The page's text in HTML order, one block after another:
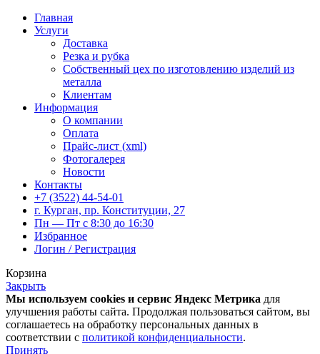
Главная
Услуги
Доставка
Резка и рубка
Собственный цех по изготовлению изделий из
металла
Клиентам
Информация
О компании
Оплата
Прайс-лист (xml)
Фотогалерея
Новости
Контакты
+7 (3522) 44-54-01
г. Курган, пр. Конституции, 27
Пн — Пт с 8:30 до 16:30
Избранное
Логин / Регистрация
Корзина
Закрыть
Мы используем cookies и сервис Яндекс Метрика для
улучшения работы сайта. Продолжая пользоваться сайтом, вы
соглашаетесь на обработку персональных данных в
соответствии с политикой конфиденциальности.
Принять